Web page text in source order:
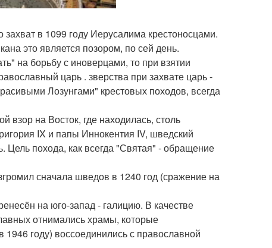
в 1099 году Иерусалима крестоносцами.
это является позором, по сей день.
на борьбу с иноверцами, то при взятии
царь . зверства при захвате царь -
Лозунгами" крестовых походов, всегда
взор на Восток, где находилась, столь
IX и папы Иннокентия IV, шведский
Цель похода, как всегда "Святая" - обращение
сначала шведов в 1240 год (сражение на
на юго-запад - галицию. В качестве
отнимались храмы, которые
году) воссоединились с православной